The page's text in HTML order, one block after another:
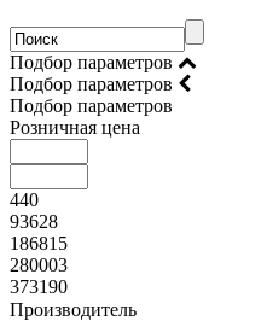
Подбор параметров
Подбор параметров
Подбор параметров
Розничная цена
440
93628
186815
280003
373190
Производитель